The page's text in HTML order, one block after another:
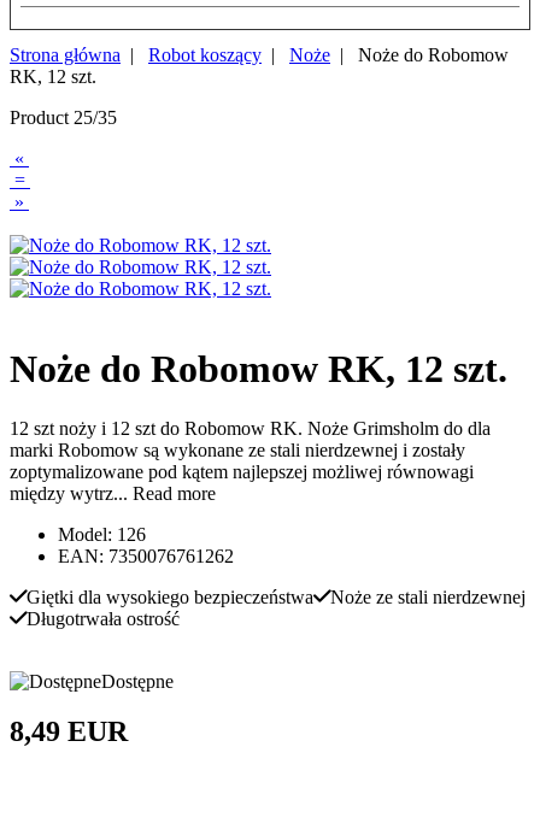
Strona główna | Robot koszący | Noże | Noże do Robomow
RK, 12 szt.
Product 25/35
«
=
»
Noże do Robomow RK, 12 szt.
12 szt noży i 12 szt do Robomow RK. Noże Grimsholm do dla
marki Robomow są wykonane ze stali nierdzewnej i zostały
zoptymalizowane pod kątem najlepszej możliwej równowagi
między wytrz... Read more
Model: 126
EAN: 7350076761262
Giętki dla wysokiego bezpieczeństwa
Noże ze stali nierdzewnej
Długotrwała ostrość
Dostępne
8,49 EUR